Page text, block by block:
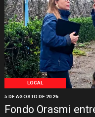
LOCAL
Fondo Orasmi
5 DE AGOSTO DE 2026